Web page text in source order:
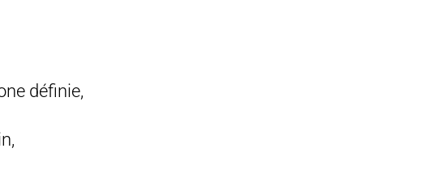
définie,